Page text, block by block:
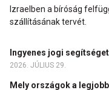
Izraelben a bíróság
szállításának tervét.
Ingyenes jogi
2026. JÚLIUS 29.
Mely országok a